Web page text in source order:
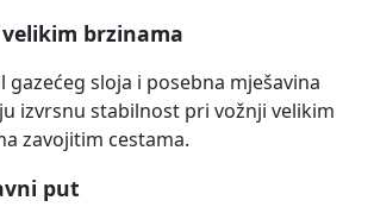
brzinama
gazećeg sloja i posebna mješavina
izvrsnu stabilnost pri vožnji velikim
zavojitim cestama.
put